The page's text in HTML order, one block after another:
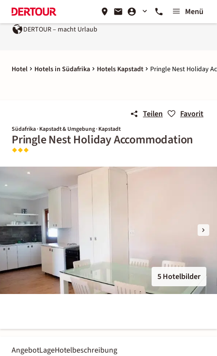
Menü
DERTOUR – macht Urlaub
Hotel Hotels in Südafrika Hotels Kapstadt Pringle Nest Holiday
Teilen Favorit
Südafrika · Kapstadt & Umgebung · Kapstadt
Pringle Nest Holiday Accommodation
5 Hotelbilder
AngebotLageHotelbeschreibung